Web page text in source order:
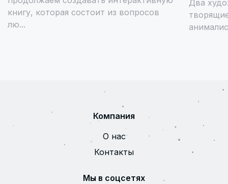
книгу, которая состоит из вопросов
лю...
Два
Компания
О нас
Контакты
Мы в соцсетях